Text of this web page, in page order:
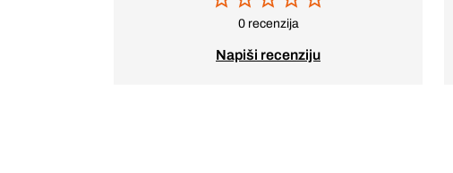
0 recenzija
Napiši recenziju